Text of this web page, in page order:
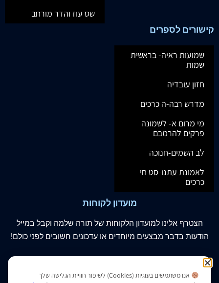
גדול
₪130.00
אנו משתמשים בעוגיות (Cookies) לשיפור חוויית הגלישה שלך